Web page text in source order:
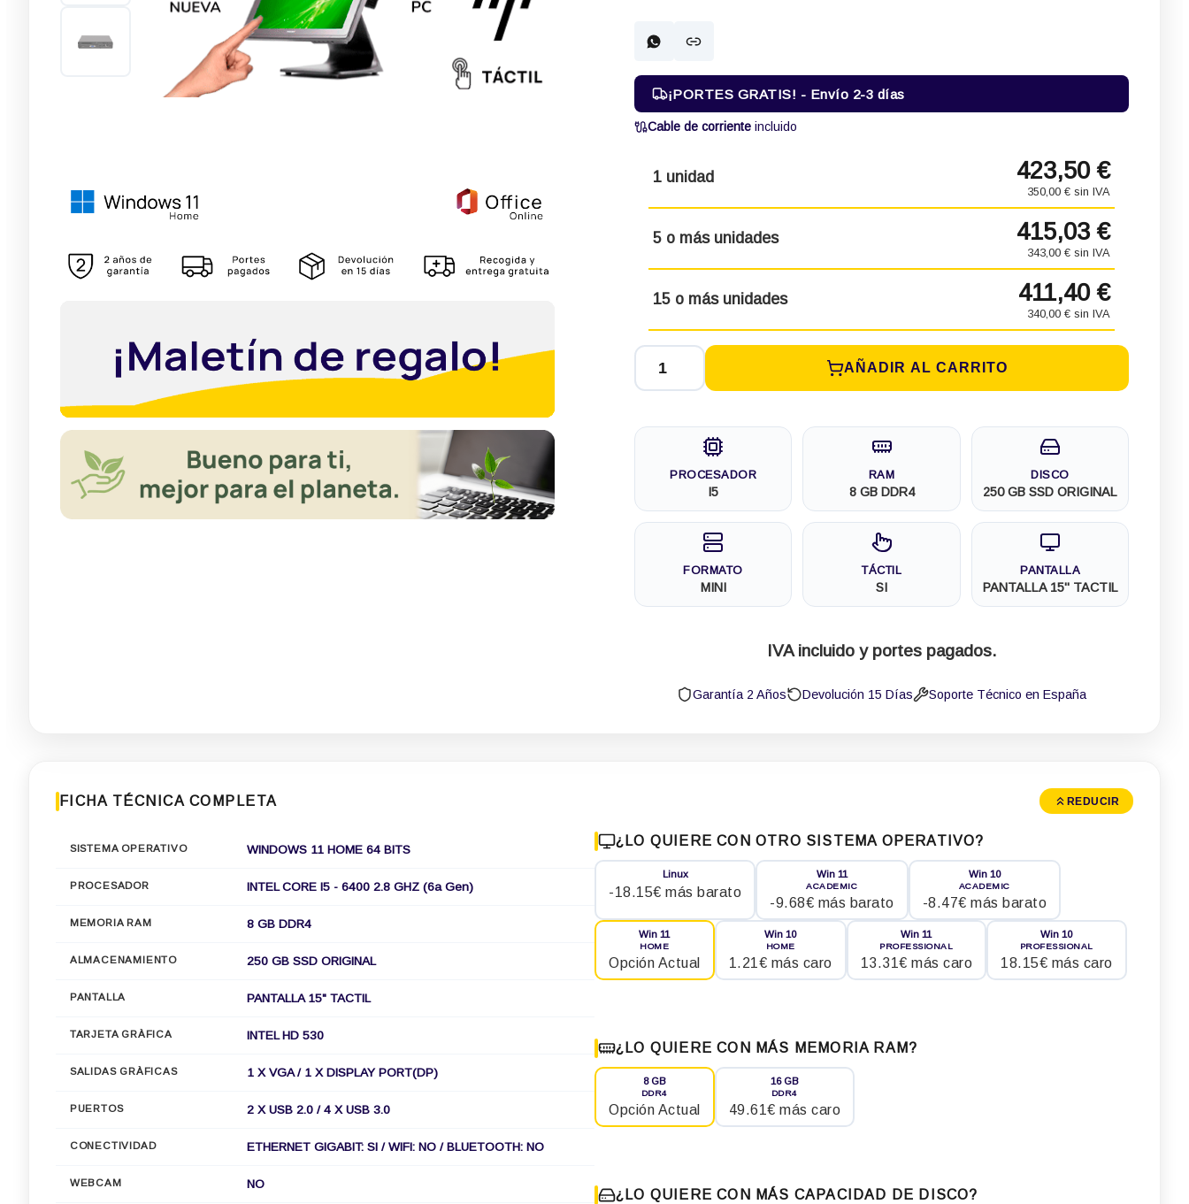
¡PORTES GRATIS! - Envío 2-3 días
Cable de corrienteincluido
1 unidad 423,50 €
350,00 € sin IVA
5 o más unidades 415,03 €
343,00 € sin IVA
15 o más unidades 411,40 €
340,00 € sin IVA
AÑADIR AL CARRITO
PROCESADOR
I5
RAM
8 GB DDR4
DISCO
250 GB SSD ORIGINAL
FORMATO
MINI
TÁCTIL
SI
PANTALLA
PANTALLA 15" TACTIL
IVA incluido y portes pagados.
Garantía 2 Años Devolución 15 Días Soporte Técnico en España
FICHA TÉCNICA COMPLETA REDUCIR
SISTEMA OPERATIVO WINDOWS 11 HOME 64 BITS
PROCESADOR INTEL CORE I5 - 6400 2.8 GHZ (6a Gen)
MEMORIA RAM 8 GB DDR4
ALMACENAMIENTO 250 GB SSD ORIGINAL
PANTALLA PANTALLA 15" TACTIL
TARJETA GRÀFICA INTEL HD 530
SALIDAS GRÀFICAS 1 X VGA / 1 X DISPLAY PORT(DP)
PUERTOS 2 X USB 2.0 / 4 X USB 3.0
CONECTIVIDAD ETHERNET GIGABIT: SI / WIFI: NO / BLUETOOTH: NO
WEBCAM NO
¿LO QUIERE CON OTRO SISTEMA OPERATIVO?
Linux
-18.15€ más barato
Win 11
ACADEMIC
-9.68€ más barato
Win 10
ACADEMIC
-8.47€ más barato
Win 11
HOME
Opción Actual
Win 10
HOME
1.21€ más caro
Win 11
PROFESSIONAL
13.31€ más caro
Win 10
PROFESSIONAL
18.15€ más caro
¿LO QUIERE CON MÁS MEMORIA RAM?
8 GB
DDR4
Opción Actual
16 GB
DDR4
49.61€ más caro
¿LO QUIERE CON MÁS CAPACIDAD DE DISCO?